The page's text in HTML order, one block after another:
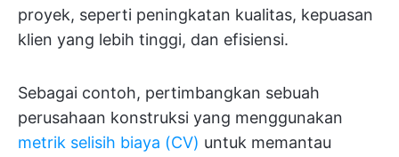
proyek, seperti peningkatan kualitas, kepuasan
klien yang lebih tinggi, dan efisiensi.
Sebagai contoh, pertimbangkan sebuah
perusahaan konstruksi yang menggunakan
metrik selisih biaya (CV) untuk memantau